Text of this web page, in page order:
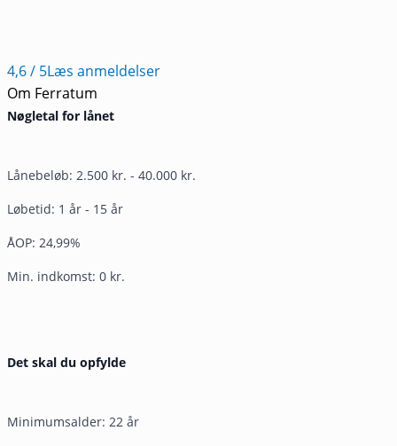
4,6/ 5Læs anmeldelser
Om Ferratum
Nøgletal for lånet
Lånebeløb: 2.500 kr. - 40.000 kr.
Løbetid: 1 år - 15 år
ÅOP: 24,99%
Min. indkomst: 0 kr.
Det skal du opfylde
Minimumsalder: 22 år